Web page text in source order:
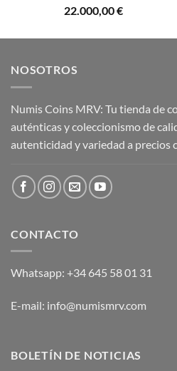
22.000,00€
NOSOTROS
Numis Coins MRV: Tu tienda de
auténticas y coleccionismo de
autenticidad y variedad a precios
CONTACTO
Whatsapp: +34 645 58 01 31
E-mail: info@numismrv.com
BOLETÍN DE NOTICIAS